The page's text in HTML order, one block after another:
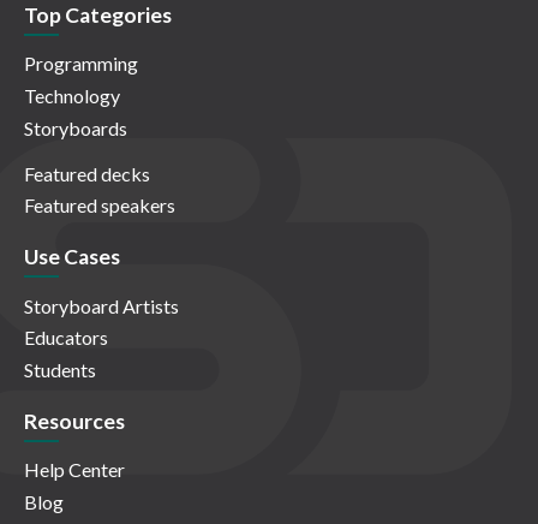
Top Categories
Programming
Technology
Storyboards
Featured decks
Featured speakers
Use Cases
Storyboard Artists
Educators
Students
Resources
Help Center
Blog